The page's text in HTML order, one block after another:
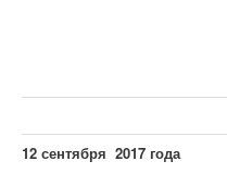
12 сентября 2017 года